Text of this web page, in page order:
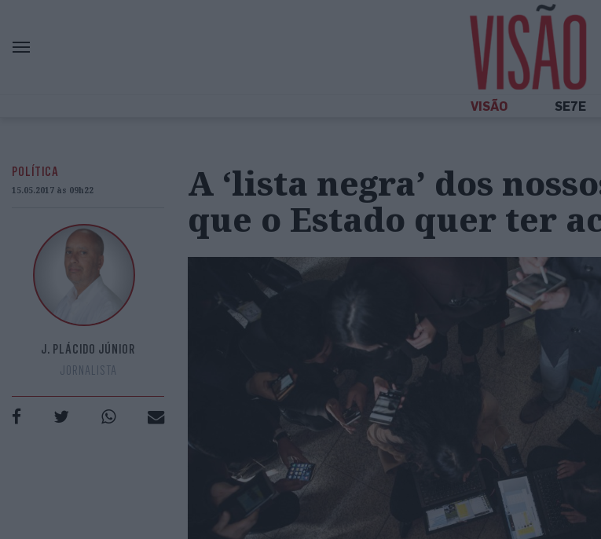
VISÃO SE7E
POLÍTICA
15.05.2017 às 09h22
J. PLÁCIDO JÚNIOR
JORNALISTA
A ‘lista negra’ dos
que o Estado quer ter